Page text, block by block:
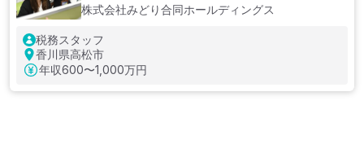
株式会社みどり合同ホールディングス
税務スタッフ
香川県高松市
年収600〜1,000万円